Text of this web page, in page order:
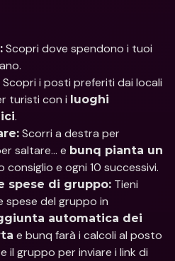
Scopri dove spendono i tuoi
Scopri i posti preferiti dai locali
turisti con i luoghi
.
Scorri a destra per
saltare... e bunq pianta un
consiglio e ogni 10 successivi.
spese di gruppo: Tieni
spese del gruppo in
automatica dei
e bunq farà i calcoli al posto
il gruppo per inviare i link di